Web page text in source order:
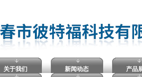
关于我们 新闻动态 产品